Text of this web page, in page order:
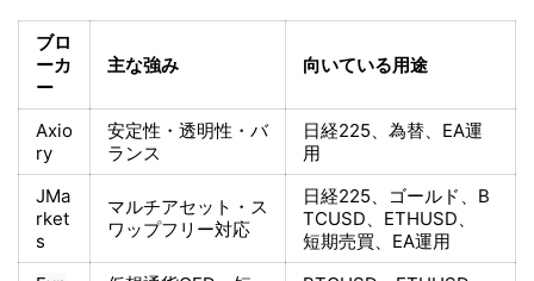
ブロ
ーカ
ー
主な強み 向いている用途
Axio
ry
安定性・透明性・バ
ランス
日経225、為替、EA運
用
JMa
rket
s
マルチアセット・ス
ワップフリー対応
日経225、ゴールド、 B
TCUSD、ETHUSD、
短期売買、EA運用